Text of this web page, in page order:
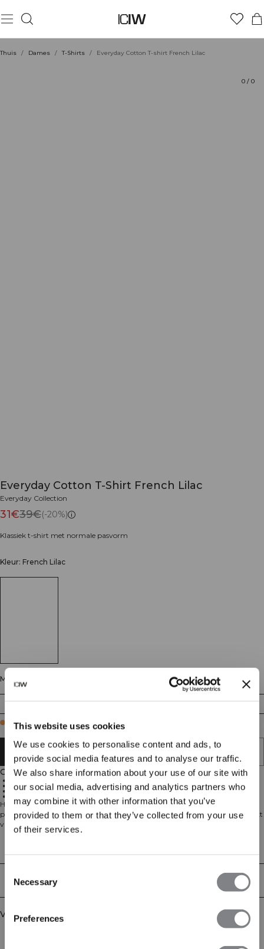
This website uses cookies
We use cookies to personalise content and ads, to
provide social media features and to analyse our traffic.
We also share information about your use of our site with
our social media, advertising and analytics partners who
may combine it with other information that you’ve
provided to them or that they’ve collected from your use
of their services.
Selection
Necessary
Preferences
Thuis / Dames / T-Shirts / Everyday Cotton T-shirt French Lilac
0 / 0
Everyday Cotton T-Shirt French Lilac
Everyday Collection
31€39€(-20%)
Klassiek t-shirt met normale pasvorm
Kleur: French Lilac
Maat
XS S M L XL XXL
Few in stock
AAN WINKELWAGENTJE TOEVOEGEN
Omschrijving
Standaard pasvorm
Dagelijks essentieel
Comfortabel dragen
Het Everyday Cotton T-shirt is ontworpen voor comfort in elke setting en is
perfect voor de sportschool, op het werk of om thuis te ontspannen. Gemaakt
van een zachte mix van 80% katoen en 20% viscose, heeft het een klassiek T-
shirt silhouet en een normale, comfortabele pasvorm.
Bezorging en retouren
Vergelijkbare producten